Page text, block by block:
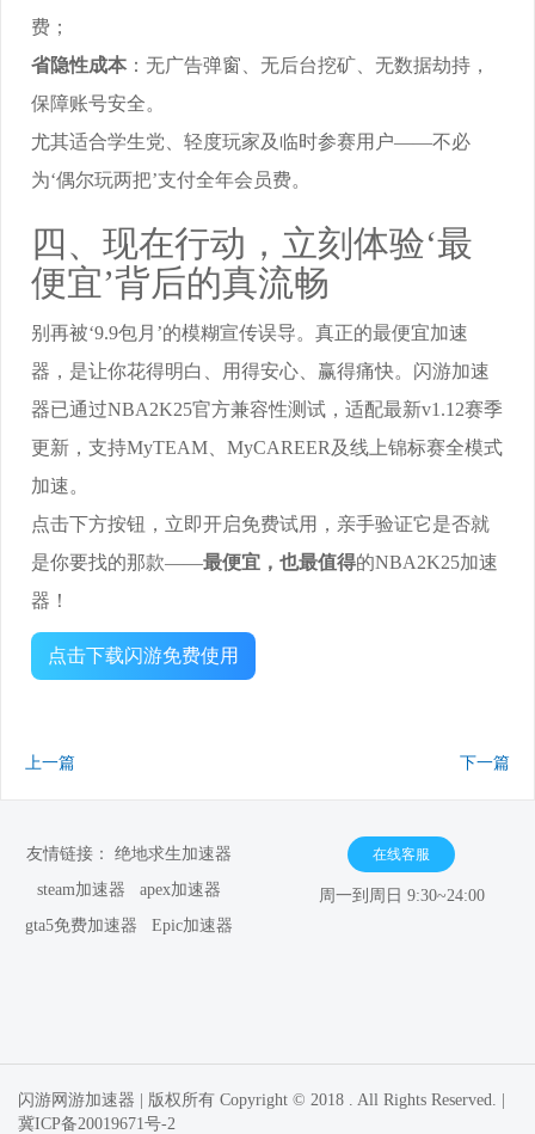
费；
省隐性成本 ：无广告弹窗、无后台挖矿、无数据劫持，
保障账号安全。
尤其适合学生党、轻度玩家及临时参赛用户——不必
为‘偶尔玩两把’支付全年会员费。
四、现在行动，立刻体验‘最
便宜’背后的真流畅
别再被‘9.9包月’的模糊宣传误导。真正的最便宜加速
器，是让你花得明白、用得安心、赢得痛快。闪游加速
器已通过NBA2K25官方兼容性测试，适配最新v1.12赛季
更新，支持MyTEAM、MyCAREER及线上锦标赛全模式
加速。
点击下方按钮，立即开启免费试用，亲手验证它是否就
是你要找的那款——最便宜，也最值得的NBA2K25加速
器！
点击下载闪游免费使用
上一篇 下一篇
友情链接： 绝地求生加速器
steam加速器
apex加速器
gta5免费加速器
Epic加速器
在线客服
周一到周日 9:30~24:00
闪游网游加速器 | 版权所有 Copyright © 2018 . All Rights Reserved. |
冀ICP备20019671号-2